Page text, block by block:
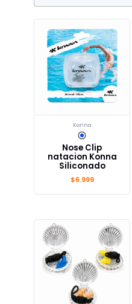
Konna
Nose Clip
natacion Konna
Siliconado
$6.999